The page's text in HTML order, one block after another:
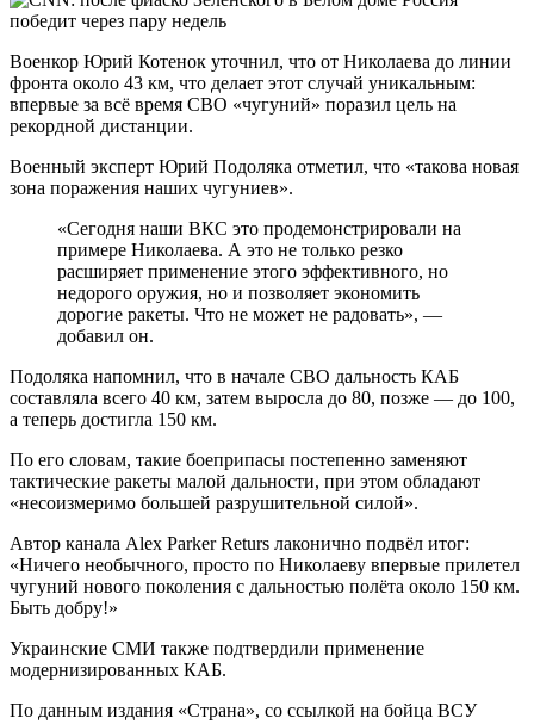
Военкор Юрий Котенок уточнил, что от Николаева до линии
фронта около 43 км, что делает этот случай уникальным:
впервые за всё время СВО «чугуний» поразил цель на
рекордной дистанции.
Военный эксперт Юрий Подоляка отметил, что «такова новая
зона поражения наших чугуниев».
«Сегодня наши ВКС это продемонстрировали на
примере Николаева. А это не только резко
расширяет применение этого эффективного, но
недорого оружия, но и позволяет экономить
дорогие ракеты. Что не может не радовать», —
добавил он.
Подоляка напомнил, что в начале СВО дальность КАБ
составляла всего 40 км, затем выросла до 80, позже — до 100,
а теперь достигла 150 км.
По его словам, такие боеприпасы постепенно заменяют
тактические ракеты малой дальности, при этом обладают
«несоизмеримо большей разрушительной силой».
Автор канала Alex Parker Returs лаконично подвёл итог:
«Ничего необычного, просто по Николаеву впервые прилетел
чугуний нового поколения с дальностью полёта около 150 км.
Быть добру!»
Украинские СМИ также подтвердили применение
модернизированных КАБ.
По данным издания «Страна», со ссылкой на бойца ВСУ